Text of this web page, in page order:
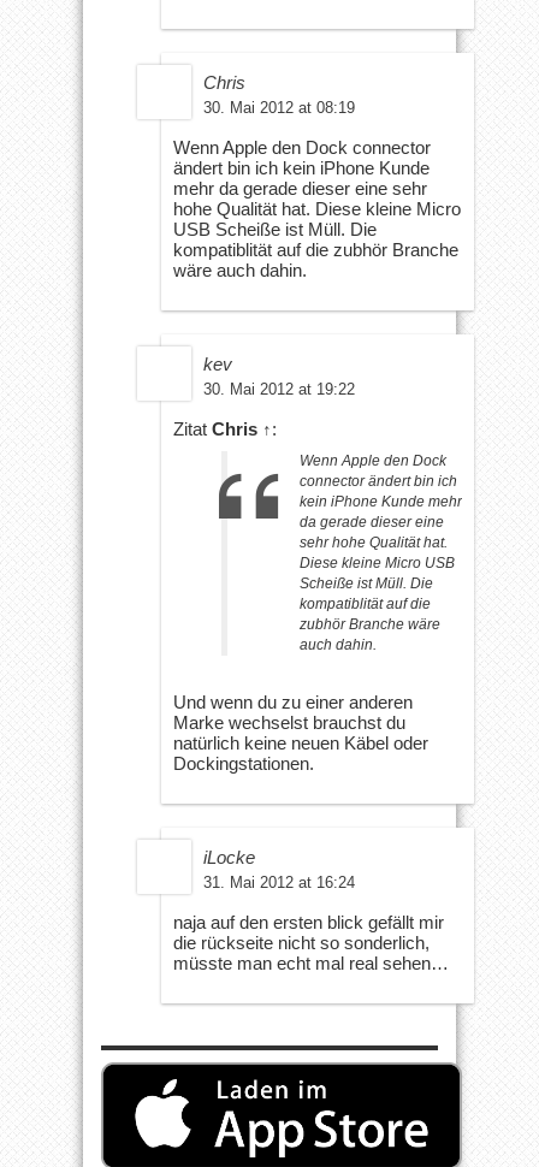
Chris
30. Mai 2012 at 08:19
Wenn Apple den Dock connector
ändert bin ich kein iPhone Kunde
mehr da gerade dieser eine sehr
hohe Qualität hat. Diese kleine Micro
USB Scheiße ist Müll. Die
kompatiblität auf die zubhör Branche
wäre auch dahin.
kev
30. Mai 2012 at 19:22
Zitat Chris ↑:
Wenn Apple den Dock
connector ändert bin ich
kein iPhone Kunde mehr
da gerade dieser eine
sehr hohe Qualität hat.
Diese kleine Micro USB
Scheiße ist Müll. Die
kompatiblität auf die
zubhör Branche wäre
auch dahin.
Und wenn du zu einer anderen
Marke wechselst brauchst du
natürlich keine neuen Käbel oder
Dockingstationen.
iLocke
31. Mai 2012 at 16:24
naja auf den ersten blick gefällt mir
die rückseite nicht so sonderlich,
müsste man echt mal real sehen…